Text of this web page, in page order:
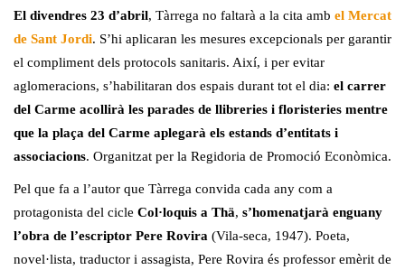
El divendres 23 d’abril, Tàrrega no faltarà a la cita amb el Mercat
de Sant Jordi. S’hi aplicaran les mesures excepcionals per garantir
el compliment dels protocols sanitaris. Així, i per evitar
aglomeracions, s’habilitaran dos espais durant tot el dia: el carrer
del Carme acollirà les parades de llibreries i floristeries mentre
que la plaça del Carme aplegarà els estands d’entitats i
associacions. Organitzat per la Regidoria de Promoció Econòmica.
Pel que fa a l’autor que Tàrrega convida cada any com a
protagonista del cicle Col·loquis a Thä, s’homenatjarà enguany
l’obra de l’escriptor Pere Rovira (Vila-seca, 1947). Poeta,
novel·lista, traductor i assagista, Pere Rovira és professor emèrit de